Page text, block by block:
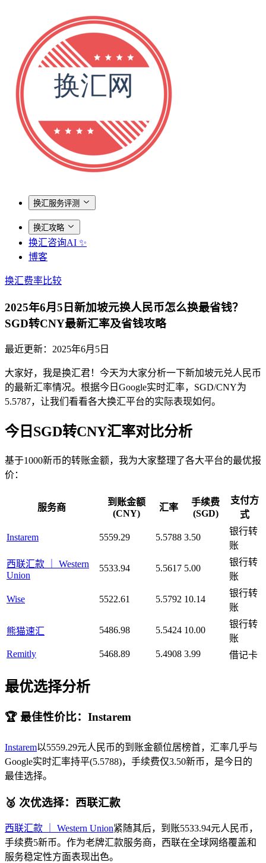
换汇服务评测
换汇攻略
换汇咨询AI ✨
博客
换汇费率比较
2025年6月5日新加坡元换人民币怎么换最省钱？
SGD转CNY最新汇率及省钱攻略
最近更新： 2025年6月5日
大家好，我是换汇君！今天为大家分析一下新加坡元兑人民币
的最新汇率情况。根据今日Google实时汇率，SGD/CNY为
5.5787，让我们看看各大换汇平台的实际表现如何。
今日SGD转CNY汇率对比分析
基于1000新币的转账金额，我为大家整理了各大平台的最优报
价：
服务商
到账金额
(CNY)
汇率
手续费
(SGD)
支付方
式
Instarem 5559.29 5.5788 3.50
银行转
账
西联汇款 ｜ Western
Union
5533.94 5.5617 5.00
银行转
账
Wise 5522.61 5.5792 10.14
银行转
账
熊猫速汇 5486.98 5.5424 10.00
银行转
账
Remitly
5468.89 5.4908 3.99 借记卡
最优选择分析
🏆 最佳性价比：Instarem
Instarem以5559.29元人民币的到账金额位居榜首，汇率几乎与
Google实时汇率持平(5.5788)，手续费仅3.50新币，是今日的
最佳选择。
🥈 次优选择：西联汇款
西联汇款 ｜ Western Union紧随其后，到账5533.94元人民币，
手续费5新币。作为老牌汇款服务商，西联在全球网络覆盖和
服务稳定性方面表现出色。